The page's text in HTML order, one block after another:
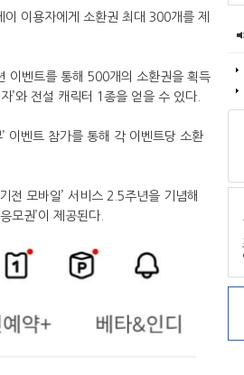
이용자에게 소환권 최대 300개를 제
이벤트를 통해 500개의 소환권을 획득
’와 전설 캐릭터 1종을 얻을 수 있다.
이벤트 참가를 통해 각 이벤트당 소환
전 모바일’ 서비스 2.5주년을 기념해
모권’이 제공된다.​